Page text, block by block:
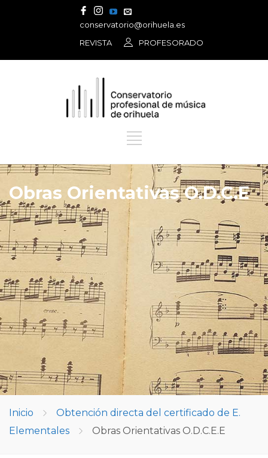
conservatorio@orihuela.es
PROFESORADO
REVISTA
Obras Orientativas O.D.C.E
Inicio
Obtención directa del certificado de E.
Elementales
Obras Orientativas O.D.C.E.E